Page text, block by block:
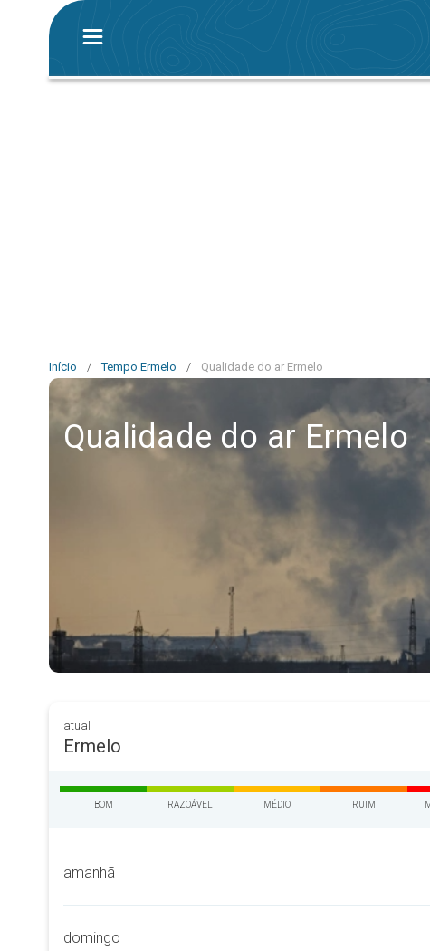
Início / Tempo Ermelo / Qualidade do ar Ermelo
Qualidade do ar Ermelo
atual
Ermelo
BOM RAZOÁVEL MÉDIO RUIM
amanhã
domingo